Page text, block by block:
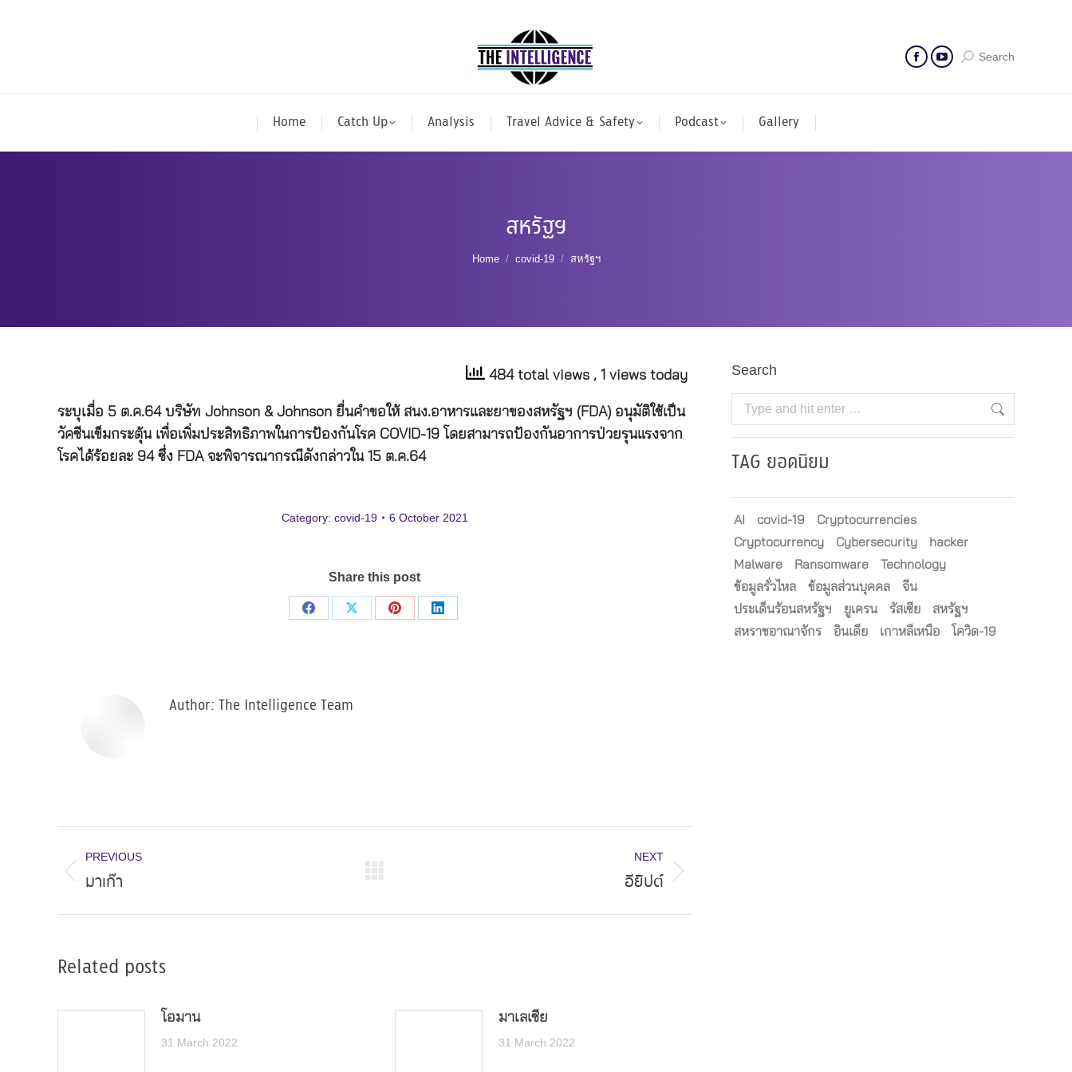
Search
Home Catch Up Analysis Travel Advice & Safety Podcast Gallery
สหรัฐฯ
You are here:
Home covid-19 สหรัฐฯ
484 total views , 1 views today
ระบุเมื่อ 5 ต.ค.64 บริษัท Johnson & Johnson ยื่นคำขอให้ สนง.อาหารและยาของสหรัฐฯ (FDA) อนุมัติใช้เป็น
วัคซีนเข็มกระตุ้น เพื่อเพิ่มประสิทธิภาพในการป้องกันโรค COVID-19 โดยสามารถป้องกันอาการป่วยรุนแรงจาก
โรคได้ร้อยละ 94 ซึ่ง FDA จะพิจารณากรณีดังกล่าวใน 15 ต.ค.64
Category: covid-19 6 October 2021
Share this post
Share
Share
Share
Share
Author: The Intelligence Team
navigation
PREVIOUS
Previous
มาเก๊า
NEXT
อียิปต์
Related posts
โอมาน
31 March 2022
มาเลเซีย
31 March 2022
Search
Search:
TAG ยอดนิยม
AI covid-19
Cryptocurrencies
Cryptocurrency
Cybersecurity
hacker
Malware
Ransomware
Technology
ข้อมูลรั่วไหล
ข้อมูลส่วนบุคคล
จีน
ประเด็นร้อนสหรัฐฯ
ยูเครน รัสเซีย
สหรัฐฯ
สหราชอาณาจักร
อินเดีย เกาหลีเหนือ โควิด-19